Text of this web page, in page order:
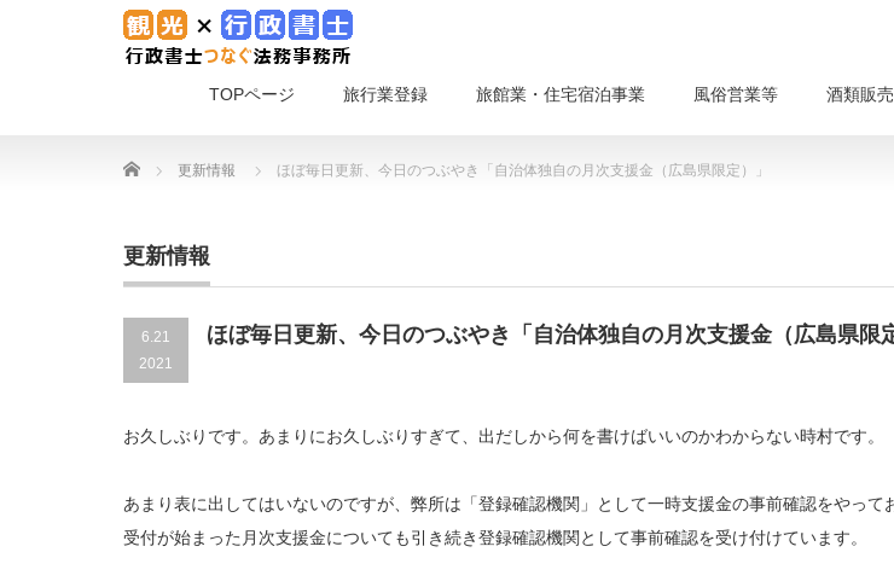
TOPページ 旅行業登録 旅館業・住宅宿泊事業 風俗営業等 酒類販売
Home 更新情報 ほぼ毎日更新、今日のつぶやき「自治体独自の月次支援金（広島県限定）」
更新情報
6.21
2021
ほぼ毎日更新、今日のつぶやき「自治体独自の月次支援金（広島県限
お久しぶりです。あまりにお久しぶりすぎて、出だしから何を書けばいいのかわからない時村です。
あまり表に出してはいないのですが、弊所は「登録確認機関」として一時支援金の事前確認をやって
受付が始まった月次支援金についても引き続き登録確認機関として事前確認を受け付けています。